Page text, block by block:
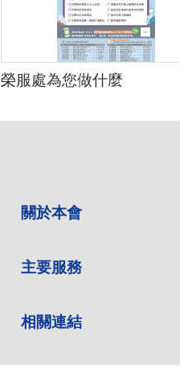
榮服處為您做什麼
關於本會
主要服務
相關連結